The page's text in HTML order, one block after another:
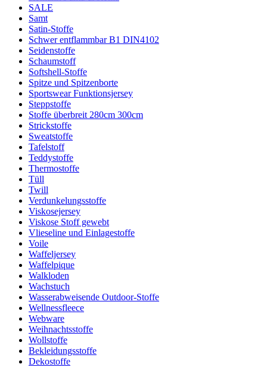
SALE
Samt
Satin-Stoffe
Schwer entflammbar B1 DIN4102
Seidenstoffe
Schaumstoff
Softshell-Stoffe
Spitze und Spitzenborte
Sportswear Funktionsjersey
Steppstoffe
Stoffe überbreit 280cm 300cm
Strickstoffe
Sweatstoffe
Tafelstoff
Teddystoffe
Thermostoffe
Tüll
Twill
Verdunkelungsstoffe
Viskosejersey
Viskose Stoff gewebt
Vlieseline und Einlagestoffe
Voile
Waffeljersey
Waffelpique
Walkloden
Wachstuch
Wasserabweisende Outdoor-Stoffe
Wellnessfleece
Webware
Weihnachtsstoffe
Wollstoffe
Bekleidungsstoffe
Dekostoffe